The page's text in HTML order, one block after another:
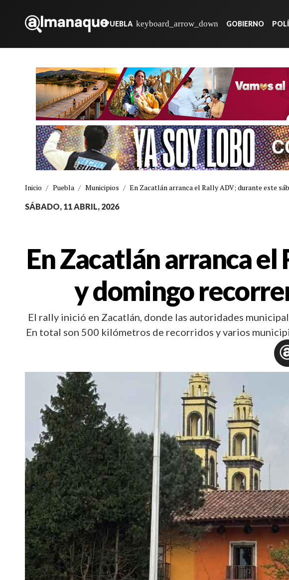
PUEBLA GOBIERNO
Inicio / Puebla / Municipios / En Zacatlán arranca el Rally ADV; durante este
SÁBADO, 11 ABRIL, 2026
En Zacatlán arranca
y domingo
El rally inició en Zacatlán, donde las autoridades
En total son 500 kilómetros de recorridos y varios